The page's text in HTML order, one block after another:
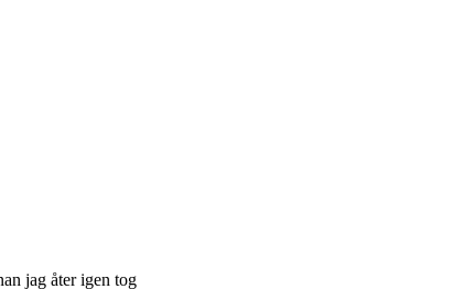
jag åter igen tog